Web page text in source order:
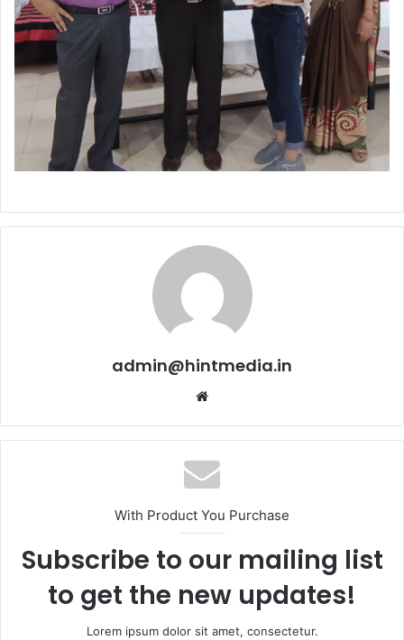
admin@hintmedia.in
With Product You Purchase
Subscribe to our mailing list
to get the new updates!
Lorem ipsum dolor sit amet, consectetur.